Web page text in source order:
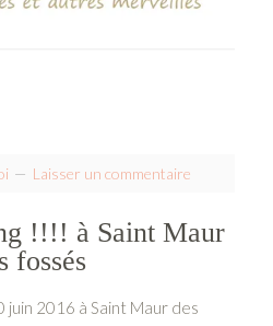
Laisser un commentaire
!!!! à Saint Maur
fossés
juin 2016 à Saint Maur des